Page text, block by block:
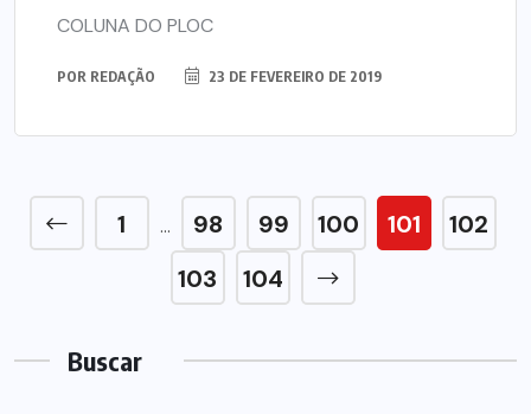
COLUNA DO PLOC
POR REDAÇÃO 23 DE FEVEREIRO DE 2019
1 … 98 99 100 101
102
103
104
Buscar